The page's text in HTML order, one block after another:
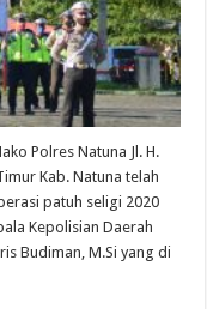
Polres Natuna Jl. H.
Kab. Natuna telah
patuh seligi 2020
Kepolisian Daerah
Budiman, M.Si yang di